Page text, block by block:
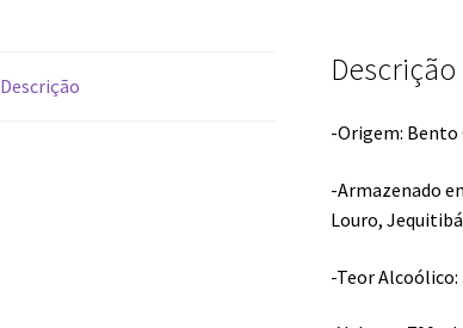
Descrição Descrição
-Origem: Bento
-Armazenado
Louro,
-Teor Alcoólico: